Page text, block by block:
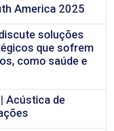
America 2025
soluções
que sofrem
como saúde e
Acústica de